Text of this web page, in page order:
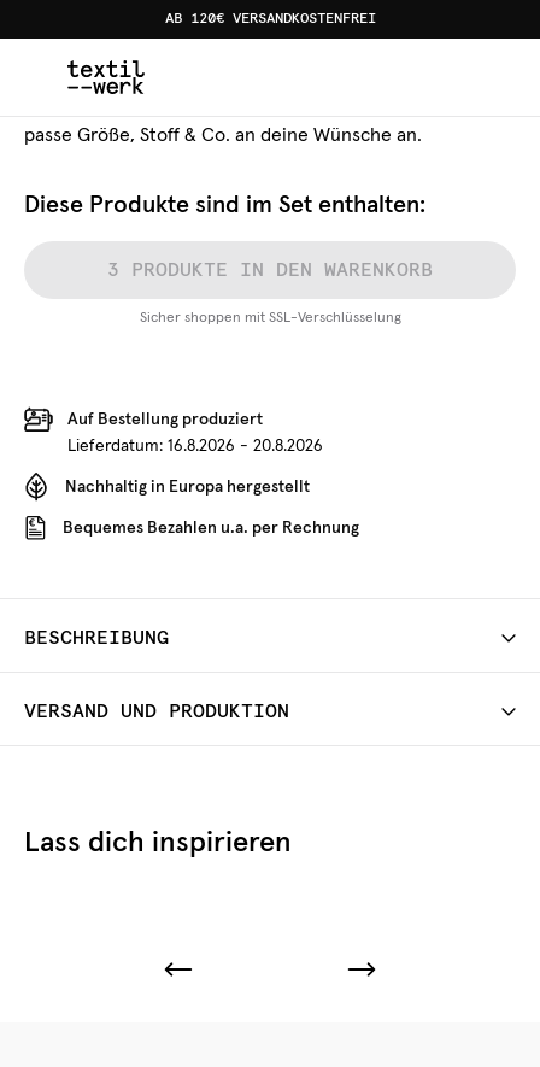
AB 120€ VERSANDKOSTENFREI
Bold Flowers
passe Größe, Stoff & Co. an deine Wünsche an.
Diese Produkte sind im Set enthalten:
3 PRODUKTE IN DEN WARENKORB
Sicher shoppen mit SSL-Verschlüsselung
Auf Bestellung produziert
Lieferdatum: 16.8.2026 - 20.8.2026
Nachhaltig in Europa hergestellt
Bequemes Bezahlen u.a. per Rechnung
BESCHREIBUNG
VERSAND UND PRODUKTION
Lass dich inspirieren